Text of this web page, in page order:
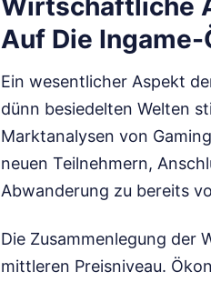
Wirtschaftliche
Auf Die Ingame-
Ein wesentlicher Aspekt
dünn besiedelten Welten
Marktanalysen von
neuen Teilnehmern,
Abwanderung zu bereits
Die Zusammenlegung der
mittleren Preisniveau.